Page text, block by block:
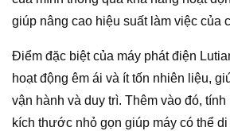
giúp nâng cao hiệu suất làm việc của
Điểm đặc biệt của máy phát điện
hoạt động êm ái và ít tốn ​​nhiên liệu,
vận hành và duy trì. Thêm vào đó,
kích thước nhỏ gọn giúp máy có thể